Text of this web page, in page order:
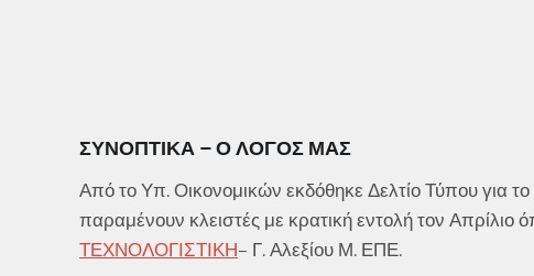
ΣΥΝΟΠΤΙΚΆ – Ο ΛΌΓΟΣ ΜΑΣ
Από το Υπ. Οικονομικών εκδόθηκε Δελτίο Τύπου για
παραμένουν κλειστές με κρατική εντολή τον Απρίλιο
ΤΕΧΝΟΛΟΓΙΣΤΙΚΗ– Γ. Αλεξίου Μ. ΕΠΕ.